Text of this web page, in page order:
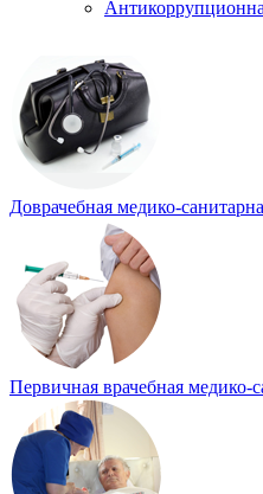
Доврачебная медико-
Первичная врачебная медико-